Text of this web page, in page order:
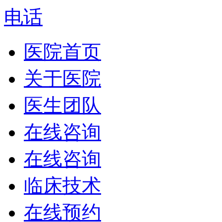
电话
医院首页
关于医院
医生团队
在线咨询
在线咨询
临床技术
在线预约